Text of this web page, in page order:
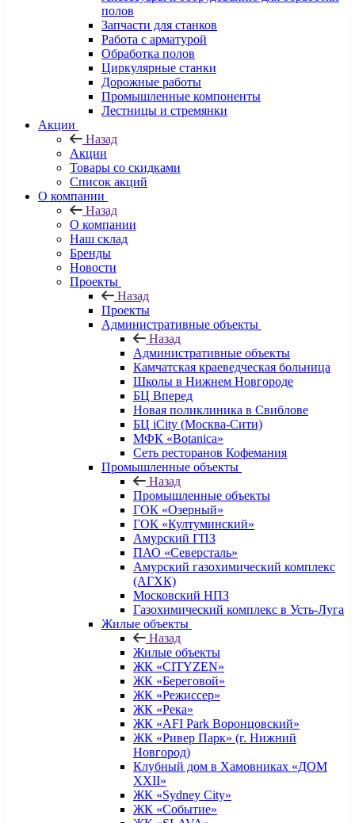
полов
Запчасти для станков
Работа с арматурой
Обработка полов
Циркулярные станки
Дорожные работы
Промышленные компоненты
Лестницы и стремянки
Акции
Назад
Акции
Товары со скидками
Список акций
О компании
Назад
О компании
Наш склад
Бренды
Новости
Проекты
Назад
Проекты
Административные объекты
Назад
Административные объекты
Камчатская краеведческая больница
Школы в Нижнем Новгороде
БЦ Вперед
Новая поликлиника в Свиблове
БЦ iCity (Москва-Сити)
МФК «Botanica»
Сеть ресторанов Кофемания
Промышленные объекты
Назад
Промышленные объекты
ГОК «Озерный»
ГОК «Култуминский»
Амурский ГПЗ
ПАО «Северсталь»
Амурский газохимический комплекс
(АГХК)
Московский НПЗ
Газохимический комплекс в Усть-Луга
Жилые объекты
Назад
Жилые объекты
ЖК «CITYZEN»
ЖК «Береговой»
ЖК «Режиссер»
ЖК «Река»
ЖК «AFI Park Воронцовский»
ЖК «Ривер Парк» (г. Нижний
Новгород)
Клубный дом в Хамовниках «ДОМ
XXII»
ЖК «Sydney City»
ЖК «Событие»